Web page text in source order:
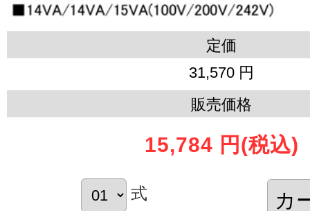
定価
31,570 円
販売価格
15,784 円 (税込)
式